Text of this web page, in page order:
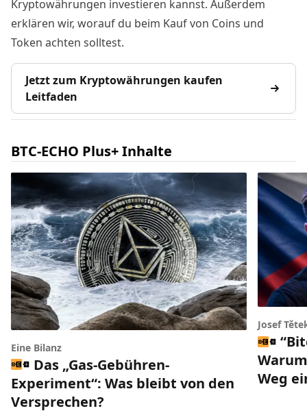
Kryptowährungen investieren kannst. Außerdem
erklären wir, worauf du beim Kauf von Coins und
Token achten solltest.
Jetzt zum Kryptowährungen kaufen
Leitfaden
BTC-ECHO Plus+ Inhalte
Eine Bilanz
Das „Gas-Gebühren-
Experiment“: Was bleibt von den
Versprechen?
Josef
Weg